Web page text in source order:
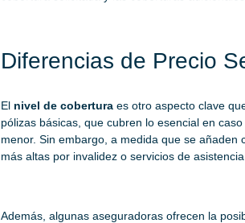
Diferencias de Precio
El nivel de cobertura es otro aspecto clave
pólizas básicas, que cubren lo esencial en
menor. Sin embargo, a medida que se
más altas por invalidez o servicios de
Además, algunas aseguradoras ofrecen la